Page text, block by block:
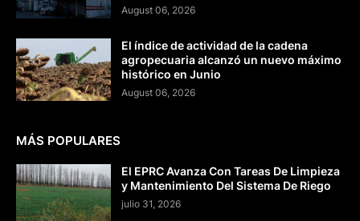
August 06, 2026
El índice de actividad de la cadena
agropecuaria alcanzó un nuevo máximo
histórico en Junio
August 06, 2026
MÁS POPULARES
El EPRC Avanza Con Tareas De Limpieza
y Mantenimiento Del Sistema De Riego
julio 31, 2026